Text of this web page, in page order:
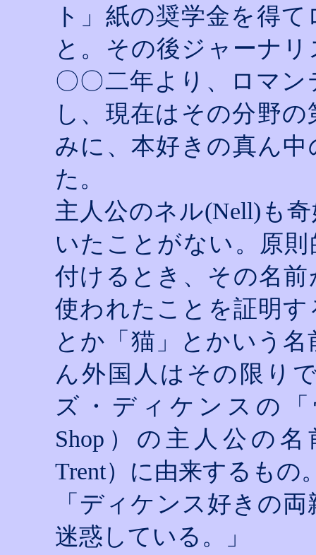
ト」紙の奨学金を得
と。その後ジャーナ
〇〇二年より、ロマ
し、現在はその分野
みに、本好きの真ん
た。
主人公のネル(Nell) も
いたことがない。原
付けるとき、その名
使われたことを証明
とか「猫」とかいう
ん外国人はその限り
ズ・ディケンスの
Shop ）の主人公の
Trent）に由来するもの
「ディケンス好きの
迷惑している。」